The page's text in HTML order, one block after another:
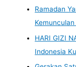
Ramadan
Kemunculan
HARI GIZI
Indonesia